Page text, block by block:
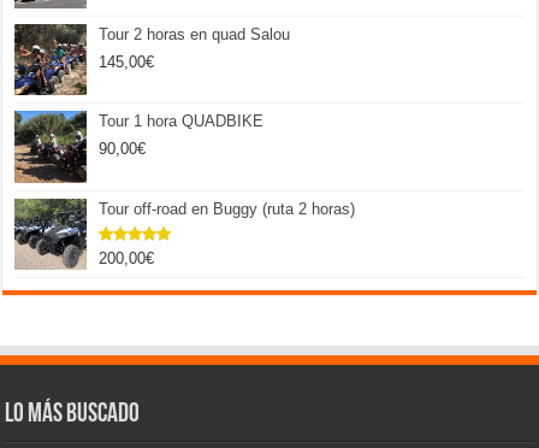
Tour 2 horas en quad Salou
145,00€
Tour 1 hora QUADBIKE
90,00€
Tour off-road en Buggy (ruta 2 horas)
Valorado
de 5
200,00€
Lo más buscado